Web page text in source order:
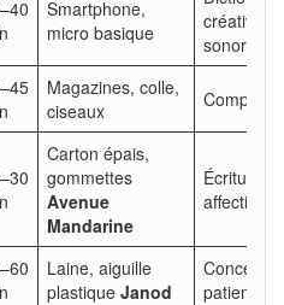
Smartphone,
micro basique
créativité
sonore
Magazines, colle,
ciseaux
Carton épais,
gommettes
Avenue
Mandarine
Écriture
affective
Laine, aiguille
plastique Janod
patience